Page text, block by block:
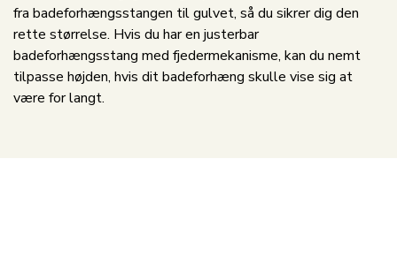
fra badeforhængsstangen til gulvet, så du sikrer dig den
rette størrelse. Hvis du har en justerbar
badeforhængsstang med fjedermekanisme, kan du nemt
tilpasse højden, hvis dit badeforhæng skulle vise sig at
være for langt.